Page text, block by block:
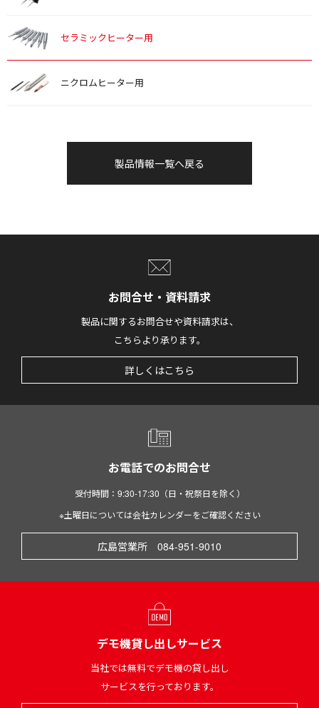
セラミックヒーター用
ニクロムヒーター用
製品情報一覧へ戻る
お問合せ・資料請求
製品に関するお問合せや資料請求は、
こちらより承ります。
詳しくはこちら
お電話でのお問合せ
受付時間：9:30-17:30（日・祝祭日を除く）
※土曜日については会社カレンダーをご確認ください
広島営業所 084-951-9010
デモ機貸し出しサービス
当社では無料でデモ機の貸し出し
サービスを行っております。